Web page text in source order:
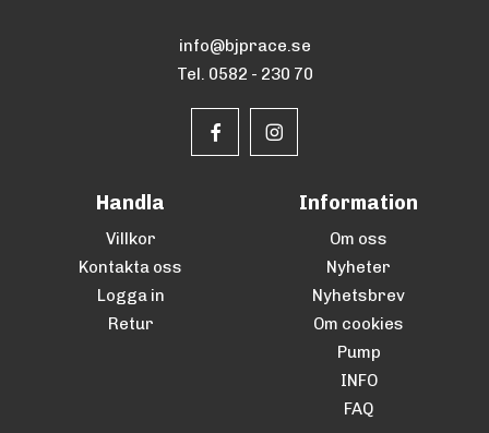
info@bjprace.se
Tel. 0582 - 230 70
Handla
Villkor
Kontakta oss
Logga in
Retur
Information
Om oss
Nyheter
Nyhetsbrev
Om cookies
Pump
INFO
FAQ